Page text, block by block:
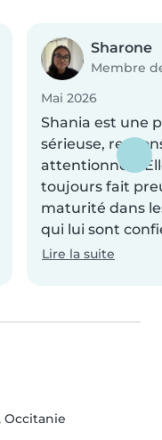
Sharone
Membre
Mai 2026
Shania est une
sérieuse,
attentionnée.
toujours fait
maturité dans
qui lui sont
Lire la suite
Occitanie